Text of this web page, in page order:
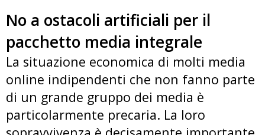
No a ostacoli artificiali per il
pacchetto media integrale
La situazione economica di molti media
online indipendenti che non fanno parte
di un grande gruppo dei media è
particolarmente precaria. La loro